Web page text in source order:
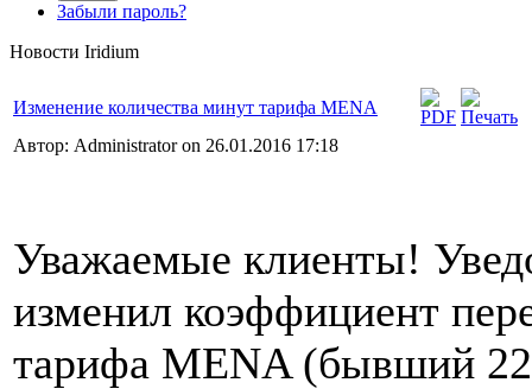
Забыли пароль?
Новости Iridium
Изменение количества минут тарифа MENA
Автор: Administrator on 26.01.2016 17:18
Уважаемые клиенты!
изменил коэффициент
тарифа MENA (бывший